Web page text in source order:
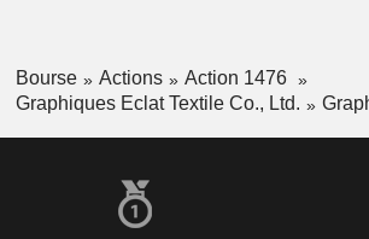
Bourse Actions
Action 1476
Graphiques Eclat Textile Co., Ltd.